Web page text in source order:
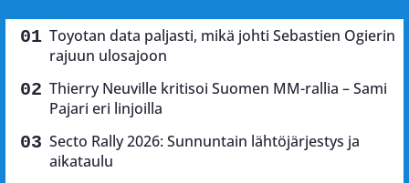
Toyotan data paljasti, mikä johti Sebastien Ogierin
rajuun ulosajoon
Thierry Neuville kritisoi Suomen MM-rallia – Sami
Pajari eri linjoilla
Secto Rally 2026: Sunnuntain lähtöjärjestys ja
aikataulu